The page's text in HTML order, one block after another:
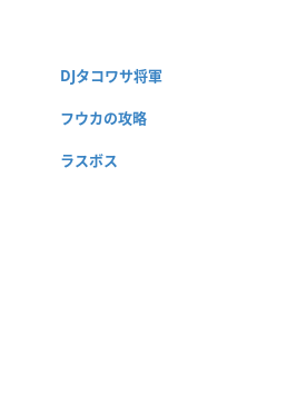
DJタコワサ将軍
フウカの攻略
ラスボス